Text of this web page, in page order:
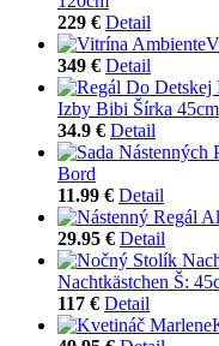
229 € Detail
349 € Detail
Izby Bibi Šírka 45cm
34.9 € Detail
Bord
11.99 € Detail
29.95 € Detail
Nachtkästchen Š:
117 € Detail